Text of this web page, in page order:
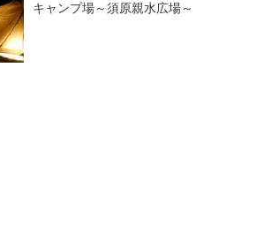
キャンプ場～須原親水広場～